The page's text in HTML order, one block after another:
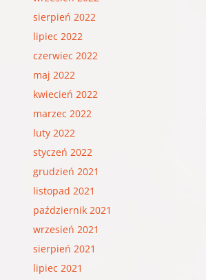
sierpień 2022
lipiec 2022
czerwiec 2022
maj 2022
kwiecień 2022
marzec 2022
luty 2022
styczeń 2022
grudzień 2021
listopad 2021
październik 2021
wrzesień 2021
sierpień 2021
lipiec 2021